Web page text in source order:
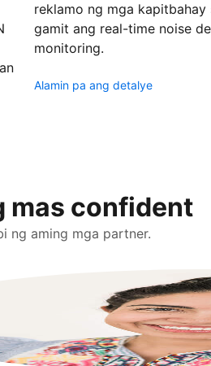
reklamo ng mga
gamit ang real-time noise
monitoring.
Alamin pa ang detalye
mas confident
ng aming mga partner.
confident ako
dahil alam
kong puwede
kong i-report